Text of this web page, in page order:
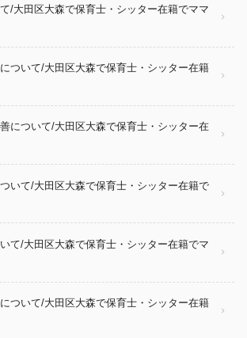
/大田区大森で保育士・シッター在籍でママ
ついて/大田区大森で保育士・シッター在籍
について/大田区大森で保育士・シッター在
いて/大田区大森で保育士・シッター在籍で
て/大田区大森で保育士・シッター在籍でマ
ついて/大田区大森で保育士・シッター在籍